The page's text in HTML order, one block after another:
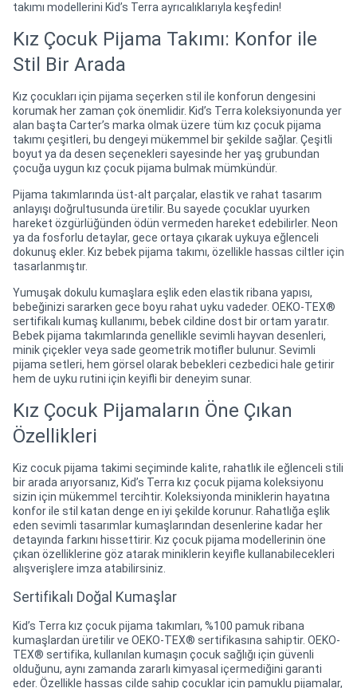
takımı modellerini Kid’s Terra ayrıcalıklarıyla keşfedin!
Kız Çocuk Pijama Takımı: Konfor ile
Stil Bir Arada
Kız çocukları için pijama seçerken stil ile konforun dengesini
korumak her zaman çok önemlidir. Kid’s Terra koleksiyonunda yer
alan başta Carter’s marka olmak üzere tüm kız çocuk pijama
takımı çeşitleri, bu dengeyi mükemmel bir şekilde sağlar. Çeşitli
boyut ya da desen seçenekleri sayesinde her yaş grubundan
çocuğa uygun kız çocuk pijama bulmak mümkündür.
Pijama takımlarında üst-alt parçalar, elastik ve rahat tasarım
anlayışı doğrultusunda üretilir. Bu sayede çocuklar uyurken
hareket özgürlüğünden ödün vermeden hareket edebilirler. Neon
ya da fosforlu detaylar, gece ortaya çıkarak uykuya eğlenceli
dokunuş ekler. Kız bebek pijama takımı, özellikle hassas ciltler için
tasarlanmıştır.
Yumuşak dokulu kumaşlara eşlik eden elastik ribana yapısı,
bebeğinizi sararken gece boyu rahat uyku vadeder. OEKO-TEX®
sertifikalı kumaş kullanımı, bebek cildine dost bir ortam yaratır.
Bebek pijama takımlarında genellikle sevimli hayvan desenleri,
minik çiçekler veya sade geometrik motifler bulunur. Sevimli
pijama setleri, hem görsel olarak bebekleri cezbedici hale getirir
hem de uyku rutini için keyifli bir deneyim sunar.
Kız Çocuk Pijamaların Öne Çıkan
Özellikleri
Kiz cocuk pijama takimi seçiminde kalite, rahatlık ile eğlenceli stili
bir arada arıyorsanız, Kid’s Terra kız çocuk pijama koleksiyonu
sizin için mükemmel tercihtir. Koleksiyonda miniklerin hayatına
konfor ile stil katan denge en iyi şekilde korunur. Rahatlığa eşlik
eden sevimli tasarımlar kumaşlarından desenlerine kadar her
detayında farkını hissettirir. Kız çocuk pijama modellerinin öne
çıkan özelliklerine göz atarak miniklerin keyifle kullanabilecekleri
alışverişlere imza atabilirsiniz.
Sertifikalı Doğal Kumaşlar
Kid’s Terra kız çocuk pijama takımları, %100 pamuk ribana
kumaşlardan üretilir ve OEKO-TEX® sertifikasına sahiptir. OEKO-
TEX® sertifika, kullanılan kumaşın çocuk sağlığı için güvenli
olduğunu, aynı zamanda zararlı kimyasal içermediğini garanti
eder. Özellikle hassas cilde sahip çocuklar için pamuklu pijamalar,